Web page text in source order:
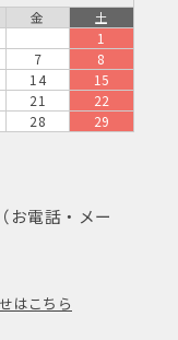
金
土
1
7
8
14
15
21
22
28
29
お電話・メー
はこちら